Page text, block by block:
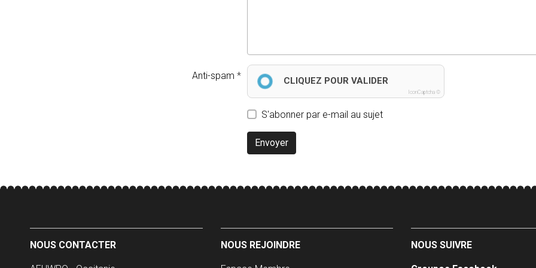
Anti-spam CLIQUEZ POUR VALIDER
IconCaptcha ©
S'abonner par e-mail au sujet
Envoyer
NOUS CONTACTER NOUS REJOINDRE NOUS SUIVRE